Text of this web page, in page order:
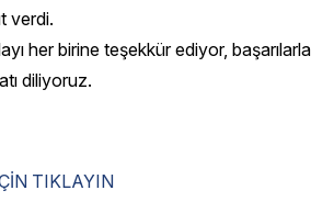
verdi.
her birine teşekkür ediyor, başarılarla
diliyoruz.
TIKLAYIN